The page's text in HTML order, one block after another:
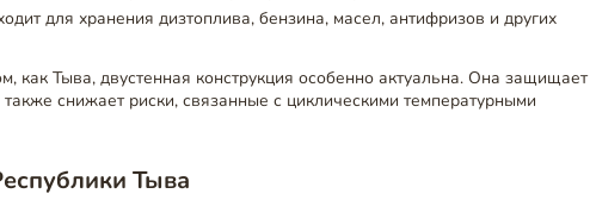
для хранения дизтоплива, бензина, масел, антифризов и других
как Тыва, двустенная конструкция особенно актуальна. Она защищает
снижает риски, связанные с циклическими температурными
Тыва